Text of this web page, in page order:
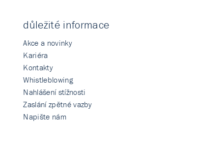
důležité informace
Akce a novinky
Kariéra
Kontakty
Whistleblowing
Nahlášení stížnosti
Zaslání zpětné vazby
Napište nám